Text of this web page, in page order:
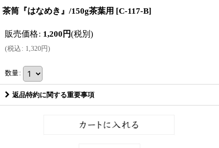
茶筒『はなめき』/150g茶葉用 [C-117-B]
販売価格: 1,200 円(税別)
(税込: 1,320円)
数量:
返品特約に関する重要事項